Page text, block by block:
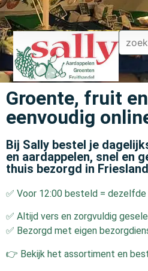
Groente, fruit
eenvoudig
Bij Sally bestel je
en aardappelen, snel en
thuis bezorgd in
✅ Voor 12:00 besteld =
✅ Altijd vers en zorgvuldig
✅ Bezorgd met eigen
👉 Bekijk het assortiment en